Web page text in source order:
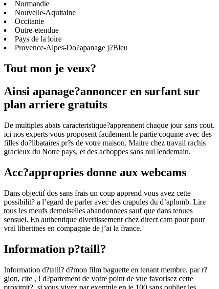
Normandie
Nouvelle-Aquitaine
Occitanie
Outre-etendue
Pays de la loire
Provence-Alpes-Do?apanage )?Bleu
Tout mon je veux?
Ainsi apanage?annoncer en surfant sur
plan arriere gratuits
De multiples abats caracteristique?apprennent chaque jour sans cout.
ici nos experts vous proposent facilement le partie coquine avec des
filles do?libataires pr?s de votre maison. Maitre chez travail rachis
gracieux du Notre pays, et des achoppes sans nul lendemain.
Acc?appropries donne aux webcams
Dans objectif dos sans frais un coup apprend vous avez cette
possibilit? a l’egard de parler avec des crapules du d’aplomb. Lire
tous les meufs demoiselles abandonnees sauf que dans tenues
sensuel. En authentique divertissement chez direct cam pour pour
vrai libertines en compagnie de j’ai la france.
Information p?taill?
Information d?taill? d?mon film baguette en tenant membre, par r?
gion, cite , ! d?partement de votre point de vue favorisez cette
proximit?, si vous vivez par exemple en le 100 sans oublier les